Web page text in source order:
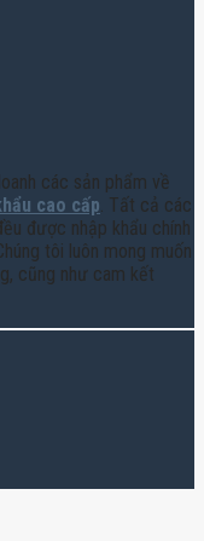
các sản phẩm về
cao cấp. Tất cả các
được nhập khẩu chính
tôi luôn mong muốn
cũng như cam kết